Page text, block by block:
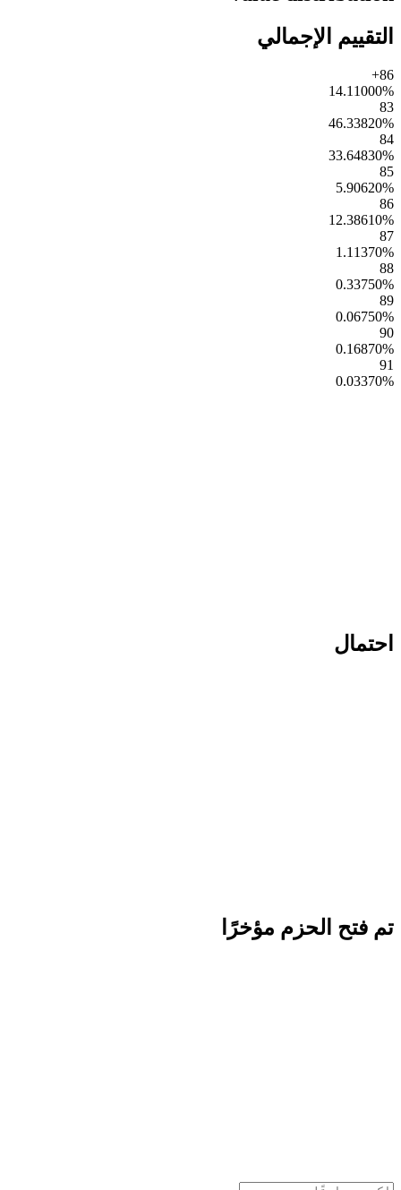
التقييم الإجمالي
86+
14.11000%
83
46.33820%
84
33.64830%
85
5.90620%
86
12.38610%
87
1.11370%
88
0.33750%
89
0.06750%
90
0.16870%
91
0.03370%
احتمال
تم فتح الحزم مؤخرًا